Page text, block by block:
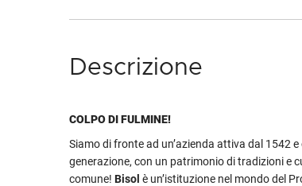
Descrizione
COLPO DI FULMINE!
Siamo di fronte ad un’azienda attiva dal 1542
generazione, con un patrimonio di tradizioni e
comune! Bisol è un’istituzione nel mondo del